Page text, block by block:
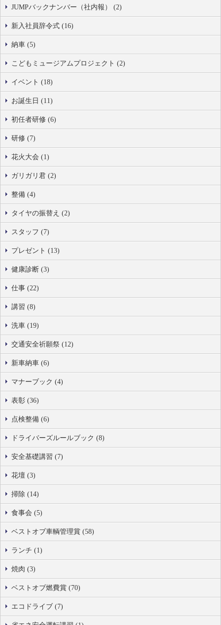
JUMPバックナンバー（社内報） (2)
新入社員辞令式 (16)
納車 (5)
こどもミュージアムプロジェクト (2)
イベント (18)
お誕生日 (11)
初任者研修 (6)
研修 (7)
花火大会 (1)
ガリガリ君 (2)
整備 (4)
タイヤの振替え (2)
スタッフ (7)
プレゼント (13)
健康診断 (3)
仕事 (22)
講習 (8)
洗車 (19)
交通安全祈願祭 (12)
新車納車 (6)
マナーブック (4)
表彰 (36)
点検整備 (6)
ドライバーズルールブック (8)
安全基礎講習 (7)
花壇 (3)
掃除 (14)
食事会 (5)
ベストオブ車輌管理賞 (58)
ランチ (1)
焼肉 (3)
ベストオブ燃費賞 (70)
エコドライブ (7)